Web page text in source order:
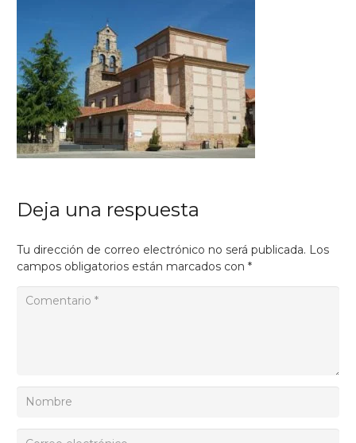
Deja una respuesta
Tu dirección de correo electrónico no será publicada. Los
campos obligatorios están marcados con *